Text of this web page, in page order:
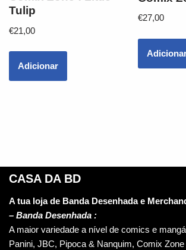
Tulip
€21,00
Adicionar
€27,00
CASA DA BD
A tua loja de Banda Desenhada e
– Banda Desenhada :
A maior variedade a nível de comics e
Panini, JBC, Pipoca & Nanquim, Comix